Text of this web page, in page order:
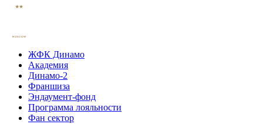
ЖФК Динамо
Академия
Динамо-2
Франшиза
Эндаумент-фонд
Программа лояльности
Фан сектор